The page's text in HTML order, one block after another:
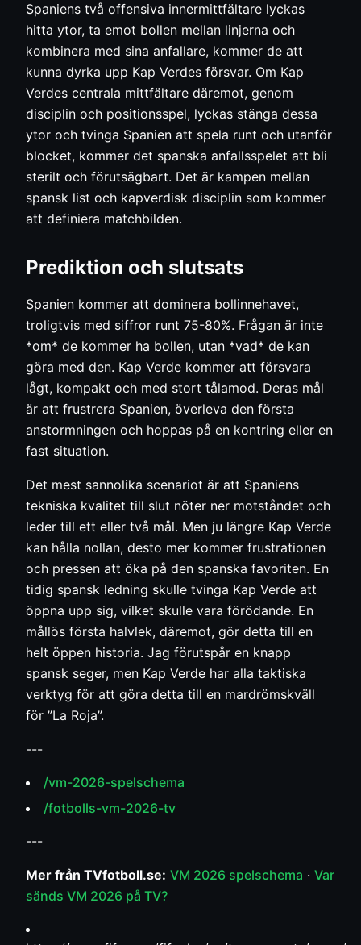
Spaniens två offensiva innermittfältare lyckas
hitta ytor, ta emot bollen mellan linjerna och
kombinera med sina anfallare, kommer de att
kunna dyrka upp Kap Verdes försvar. Om Kap
Verdes centrala mittfältare däremot, genom
disciplin och positionsspel, lyckas stänga dessa
ytor och tvinga Spanien att spela runt och utanför
blocket, kommer det spanska anfallsspelet att bli
sterilt och förutsägbart. Det är kampen mellan
spansk list och kapverdisk disciplin som kommer
att definiera matchbilden.
Prediktion och slutsats
Spanien kommer att dominera bollinnehavet,
troligtvis med siffror runt 75-80%. Frågan är inte
*om* de kommer ha bollen, utan *vad* de kan
göra med den. Kap Verde kommer att försvara
lågt, kompakt och med stort tålamod. Deras mål
är att frustrera Spanien, överleva den första
anstormningen och hoppas på en kontring eller en
fast situation.
Det mest sannolika scenariot är att Spaniens
tekniska kvalitet till slut nöter ner motståndet och
leder till ett eller två mål. Men ju längre Kap Verde
kan hålla nollan, desto mer kommer frustrationen
och pressen att öka på den spanska favoriten. En
tidig spansk ledning skulle tvinga Kap Verde att
öppna upp sig, vilket skulle vara förödande. En
mållös första halvlek, däremot, gör detta till en
helt öppen historia. Jag förutspår en knapp
spansk seger, men Kap Verde har alla taktiska
verktyg för att göra detta till en mardrömskväll
för ”La Roja”.
---
/vm-2026-spelschema
/fotbolls-vm-2026-tv
---
Mer från TVfotboll.se: VM 2026 spelschema · Var
sänds VM 2026 på TV?